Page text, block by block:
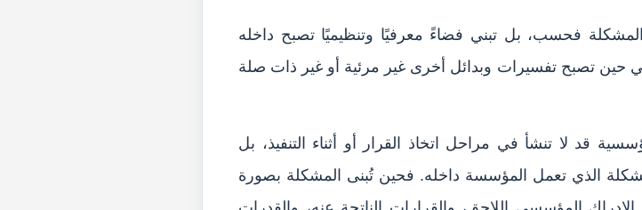
فحسب، بل تبني فضاءً معرفيًا وتنظيميًا تصبح داخله
حين تصبح تفسيرات وبدائل أخرى غير مرئية أو غير ذات صلة
قد لا تنشأ في مراحل اتخاذ القرار أو أثناء التنفيذ، بل
الذي تعمل المؤسسة داخله. فحين تُبنى المشكلة بصورة